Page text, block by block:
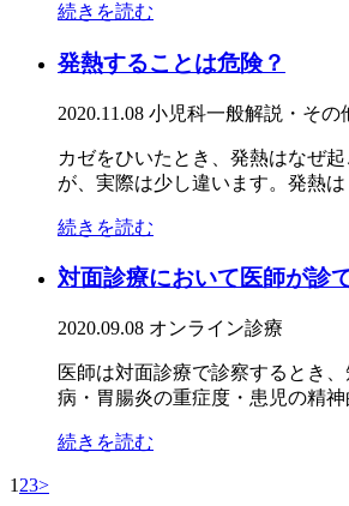
続きを読む
発熱することは危険？
2020.11.08 小児科一般解説・その
カゼをひいたとき、発熱はなぜ
が、実際は少し違います。発熱
続きを読む
対面診療において医師が診
2020.09.08 オンライン診療
医師は対面診療で診察するとき
病・胃腸炎の重症度・患児の精
続きを読む
1 23>